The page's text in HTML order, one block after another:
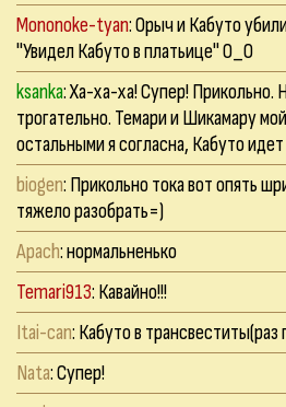
Mononoke-tyan: Орыч и Кабуто
"Увидел Кабуто в платьице" О_О
ksanka: Ха-ха-ха! Супер! Прикольно.
трогательно. Темари и Шикамару
остальными я согласна, Кабуто идет
biogen: Прикольно тока вот опять
тяжело разобрать=)
Apach: нормальненько
Temari913: Кавайно!!!
Itai-can: Кабуто в
Nata: Супер!